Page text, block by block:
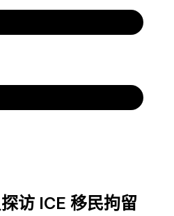
访 ICE 移民拘留